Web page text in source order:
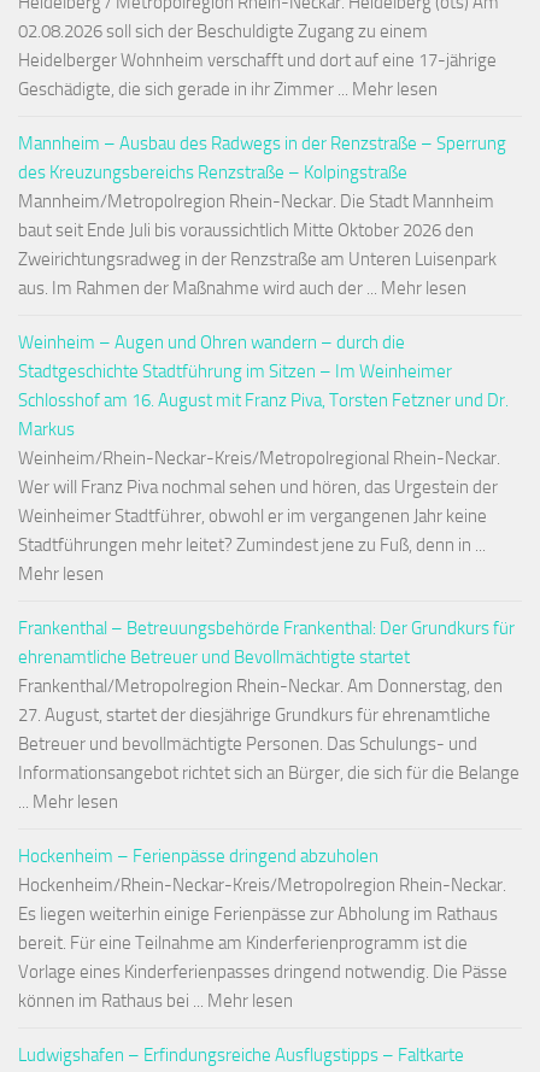
02.08.2026 soll sich der Beschuldigte Zugang zu einem
Heidelberger Wohnheim verschafft und dort auf eine 17-jährige
Geschädigte, die sich gerade in ihr Zimmer ... Mehr lesen
Mannheim – Ausbau des Radwegs in der Renzstraße – Sperrung
des Kreuzungsbereichs Renzstraße – Kolpingstraße
Mannheim/Metropolregion Rhein-Neckar. Die Stadt Mannheim
baut seit Ende Juli bis voraussichtlich Mitte Oktober 2026 den
Zweirichtungsradweg in der Renzstraße am Unteren Luisenpark
aus. Im Rahmen der Maßnahme wird auch der ... Mehr lesen
Weinheim – Augen und Ohren wandern – durch die
Stadtgeschichte Stadtführung im Sitzen – Im Weinheimer
Schlosshof am 16. August mit Franz Piva, Torsten Fetzner und Dr.
Markus
Weinheim/Rhein-Neckar-Kreis/Metropolregional Rhein-Neckar.
Wer will Franz Piva nochmal sehen und hören, das Urgestein der
Weinheimer Stadtführer, obwohl er im vergangenen Jahr keine
Stadtführungen mehr leitet? Zumindest jene zu Fuß, denn in ...
Mehr lesen
Frankenthal – Betreuungsbehörde Frankenthal: Der Grundkurs für
ehrenamtliche Betreuer und Bevollmächtigte startet
Frankenthal/Metropolregion Rhein-Neckar. Am Donnerstag, den
27. August, startet der diesjährige Grundkurs für ehrenamtliche
Betreuer und bevollmächtigte Personen. Das Schulungs- und
Informationsangebot richtet sich an Bürger, die sich für die Belange
... Mehr lesen
Hockenheim – Ferienpässe dringend abzuholen
Hockenheim/Rhein-Neckar-Kreis/Metropolregion Rhein-Neckar.
Es liegen weiterhin einige Ferienpässe zur Abholung im Rathaus
bereit. Für eine Teilnahme am Kinderferienprogramm ist die
Vorlage eines Kinderferienpasses dringend notwendig. Die Pässe
können im Rathaus bei ... Mehr lesen
Ludwigshafen – Erfindungsreiche Ausflugstipps – Faltkarte